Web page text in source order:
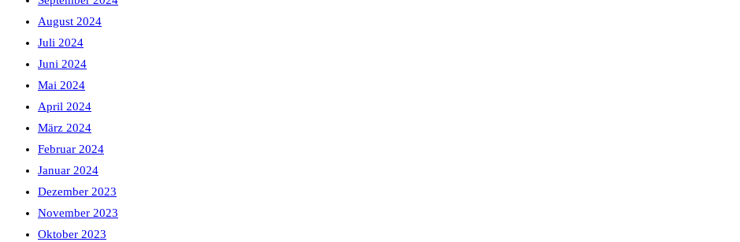
August 2024
Juli 2024
Juni 2024
Mai 2024
April 2024
März 2024
Februar 2024
Januar 2024
Dezember 2023
November 2023
Oktober 2023